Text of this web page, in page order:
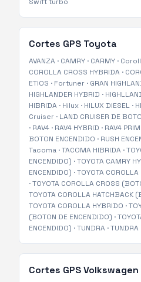
Cortes GPS Toyota
AVANZA · CAMRY · CARMY ·
COROLLA CROSS HYBRIDA ·
ETIOS · Fortuner · GRAN
HIGHLANDER HYBRID ·
HIBRIDA · Hilux · HILUX DIESEL ·
Cruiser · LAND CRUISER DE
· RAV4 · RAV4 HYBRID · RAV4
BOTON ENCENDIDO · RUSH
Tacoma ·TACOMA HIBRIDA ·
ENCENDIDO) ·TOYOTA CAMRY
ENCENDIDO) ·TOYOTA COROLLA
·TOYOTA COROLLA CROSS
TOYOTA COROLLA HATCHBACK
TOYOTA COROLLA HYBRIDO ·
(BOTON DE ENCENDIDO) ·
ENCENDIDO) ·TUNDRA ·TUNDRA
Cortes GPSVolkswagen